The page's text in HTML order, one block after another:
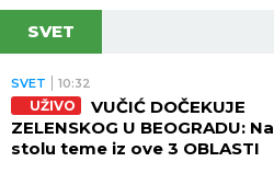
SVET
SVET 10:32
UŽIVO
ZELENSKOG U BEOGRADU: Na
stolu teme iz ove 3 OBLASTI